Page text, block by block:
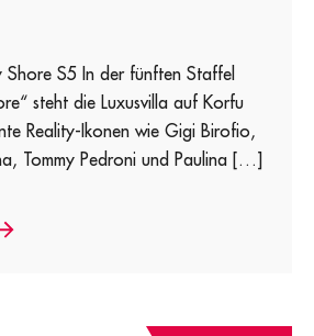
Shore S5 In der fünften Staffel
steht die Luxusvilla auf Korfu
Reality-Ikonen wie Gigi Birofio,
Tommy Pedroni und Paulina […]